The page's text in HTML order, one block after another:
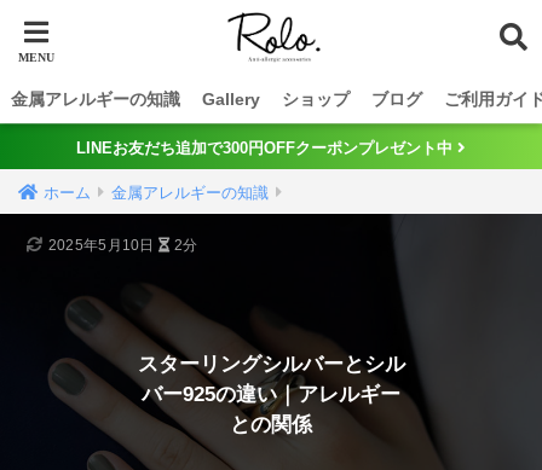
金属アレルギーの知識 Gallery ショップ ブログ ご利用ガイ
LINEお友だち追加で300円OFFクーポンプレゼント中
ホーム 金属アレルギーの知識
スターリングシルバーとシル
バー925の違い｜アレルギー
との関係
2025年5月10日 2分